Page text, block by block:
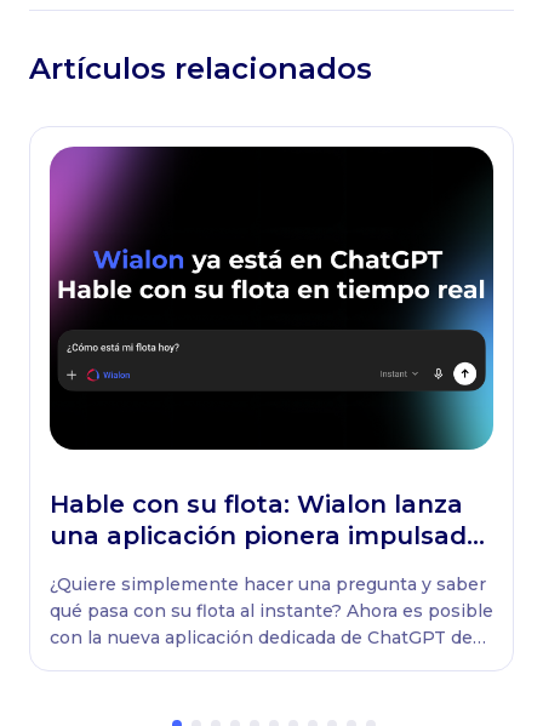
Artículos relacionados
Hable con su flota: Wialon lanza
una aplicación pionera impulsada
¿Quiere simplemente hacer una pregunta y saber
qué pasa con su flota al instante? Ahora es posible
con la nueva aplicación dedicada de ChatGPT de